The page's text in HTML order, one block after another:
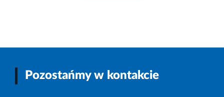
Pozostańmy w kontakcie